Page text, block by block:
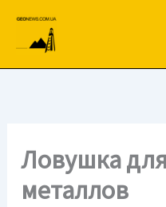
вмісту
Ловушка
металлов